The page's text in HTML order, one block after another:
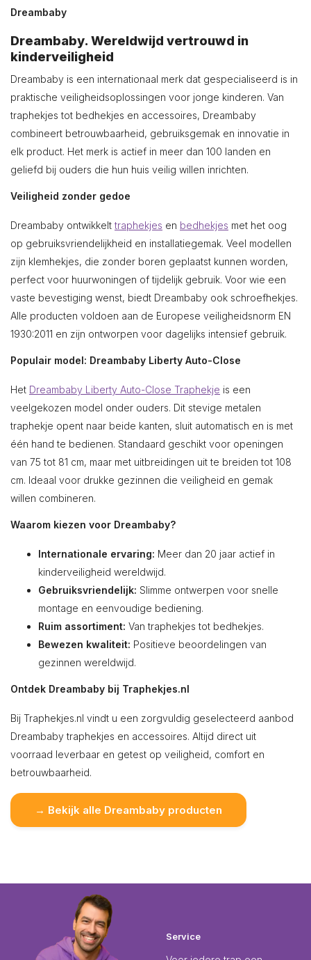
Dreambaby
Dreambaby. Wereldwijd vertrouwd in
kinderveiligheid
Dreambaby is een internationaal merk dat gespecialiseerd is in
praktische veiligheidsoplossingen voor jonge kinderen. Van
traphekjes tot bedhekjes en accessoires, Dreambaby
combineert betrouwbaarheid, gebruiksgemak en innovatie in
elk product. Het merk is actief in meer dan 100 landen en
geliefd bij ouders die hun huis veilig willen inrichten.
Veiligheid zonder gedoe
Dreambaby ontwikkelt traphekjes en bedhekjes met het oog
op gebruiksvriendelijkheid en installatiegemak. Veel modellen
zijn klemhekjes, die zonder boren geplaatst kunnen worden,
perfect voor huurwoningen of tijdelijk gebruik. Voor wie een
vaste bevestiging wenst, biedt Dreambaby ook schroefhekjes.
Alle producten voldoen aan de Europese veiligheidsnorm EN
1930:2011 en zijn ontworpen voor dagelijks intensief gebruik.
Populair model: Dreambaby Liberty Auto-Close
Het Dreambaby Liberty Auto-Close Traphekje is een
veelgekozen model onder ouders. Dit stevige metalen
traphekje opent naar beide kanten, sluit automatisch en is met
één hand te bedienen. Standaard geschikt voor openingen
van 75 tot 81 cm, maar met uitbreidingen uit te breiden tot 108
cm. Ideaal voor drukke gezinnen die veiligheid en gemak
willen combineren.
Waarom kiezen voor Dreambaby?
Internationale ervaring: Meer dan 20 jaar actief in
kinderveiligheid wereldwijd.
Gebruiksvriendelijk: Slimme ontwerpen voor snelle
montage en eenvoudige bediening.
Ruim assortiment: Van traphekjes tot bedhekjes.
Bewezen kwaliteit: Positieve beoordelingen van
gezinnen wereldwijd.
Ontdek Dreambaby bij Traphekjes.nl
Bij Traphekjes.nl vindt u een zorgvuldig geselecteerd aanbod
Dreambaby traphekjes en accessoires. Altijd direct uit
voorraad leverbaar en getest op veiligheid, comfort en
betrouwbaarheid.
→ Bekijk alle Dreambaby producten
Service